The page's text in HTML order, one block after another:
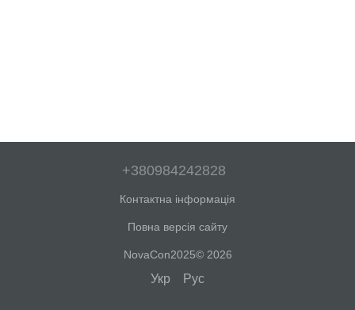
+380984242828
Контактна інформація
Повна версія сайту
NovaCon2025© 2026
Укр Рус